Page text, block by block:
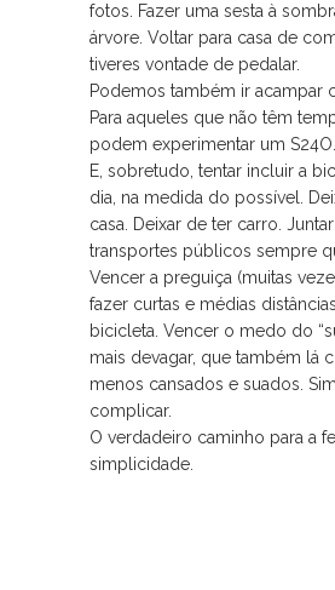
fotos. Fazer uma sesta à
árvore. Voltar para casa de
tiveres vontade de pedalar.
Podemos também ir acampar
Para aqueles que não têm
podem experimentar um S24O.
E, sobretudo, tentar incluir a
dia, na medida do possível.
casa. Deixar de ter carro.
transportes públicos sempre
Vencer a preguiça (muitas
fazer curtas e médias
bicicleta. Vencer o medo do
mais devagar, que também lá
menos cansados e suados.
complicar.
O verdadeiro caminho para a
simplicidade.